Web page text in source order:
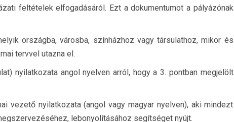
feltételek elfogadásáról. Ezt a dokumentumot a pályázónak
országba, városba, színházhoz vagy társulathoz, mikor és
tervvel utazna el.
nyilatkozata angol nyelven arról, hogy a 3. pontban megjelölt
vezető nyilatkozata (angol vagy magyar nyelven), aki mindezt
lebonyolításához segítséget nyújt.